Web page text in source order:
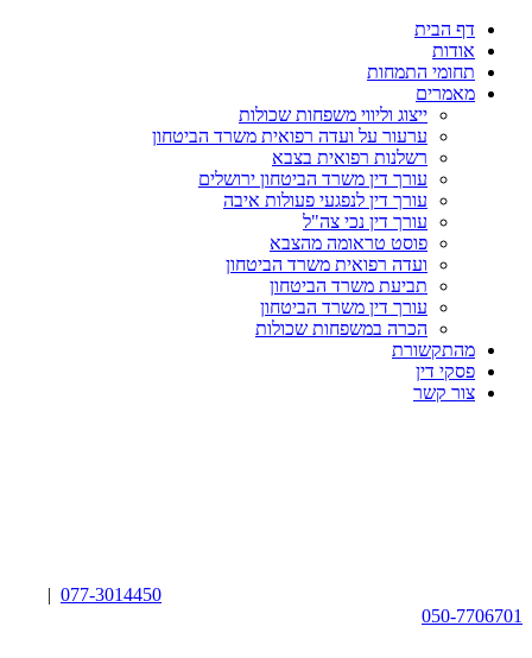
דף הבית
אודות
תחומי התמחות
מאמרים
ייצוג וליווי משפחות שכולות
ערעור על ועדה רפואית משרד הביטחון
רשלנות רפואית בצבא
עורך דין משרד הביטחון ירושלים
עורך דין לנפגעי פעולות איבה
עורך דין נכי צה"ל
פוסט טראומה מהצבא
ועדה רפואית משרד הביטחון
תביעת משרד הביטחון
עורך דין משרד הביטחון
הכרה במשפחות שכולות
מהתקשורת
פסקי דין
צור קשר
077-3014450
|
050-7706701